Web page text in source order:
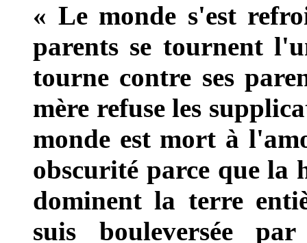
« Le monde s'est
parents se tournent
tourne contre ses
mère refuse les
monde est mort à
obscurité parce que la
dominent la terre
suis bouleversée